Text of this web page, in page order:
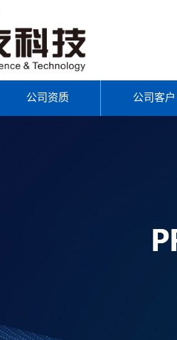
公司资质 公司客户